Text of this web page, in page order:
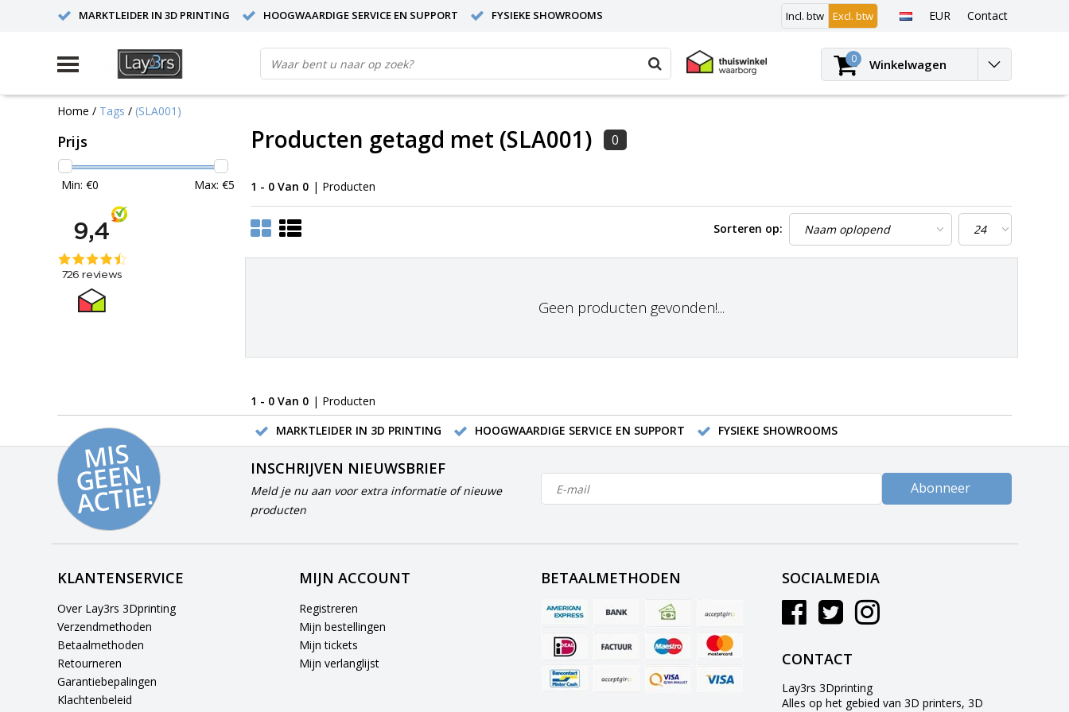
MARKTLEIDER IN 3D PRINTING HOOGWAARDIGE SERVICE EN SUPPORT FYSIEKE SHOWROOMS Incl. btw Excl. btw EUR Contact
Inloggen
0 Winkelwagen
Home / Tags / (SLA001)
Prijs
Min: €0 Max: €5
Producten getagd met (SLA001) 0
1 - 0 Van 0 | Producten
Sorteren op:
Geen producten gevonden!...
1 - 0 Van 0 | Producten
MARKTLEIDER IN 3D PRINTING
HOOGWAARDIGE SERVICE EN SUPPORT FYSIEKE SHOWROOMS
MI
S
G
E
E
N
A
C
TI
E!
INSCHRIJVEN NIEUWSBRIEF
Meld je nu aan voor extra informatie of nieuwe
producten
Abonneer
KLANTENSERVICE
Over Lay3rs 3Dprinting
Verzendmethoden
Betaalmethoden
Retourneren
Garantiebepalingen
Klachtenbeleid
MIJN ACCOUNT
Registreren
Mijn bestellingen
Mijn tickets
Mijn verlanglijst
BETAALMETHODEN SOCIALMEDIA
CONTACT
Lay3rs 3Dprinting
Alles op het gebied van 3D printers, 3D